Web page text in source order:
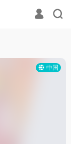
中国